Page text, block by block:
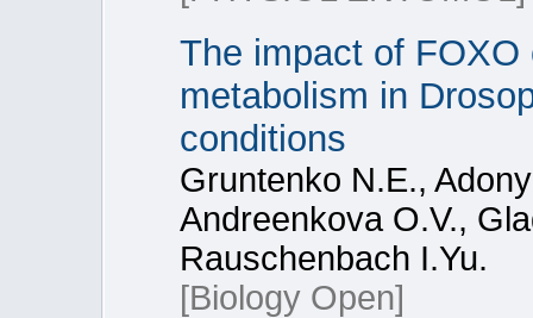
The impact of
metabolism in
conditions
Gruntenko N.E.,
Andreenkova O.V.,
Rauschenbach I.Yu.
[Biology Open]